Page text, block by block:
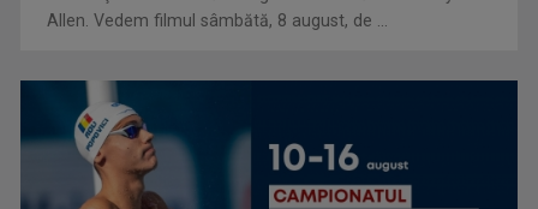
TELEȘCOALA: Limba spaniolă, lecția 4, nivel A 1 / VIDEO
Allen. Vedem filmul sâmbătă, 8 august, de ...